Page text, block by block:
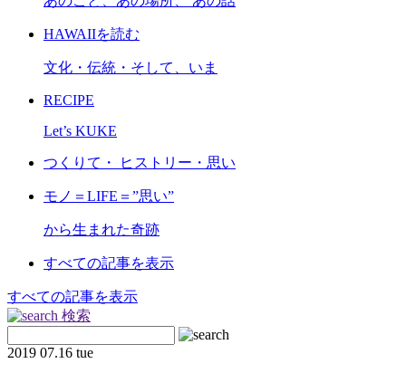
HAWAIIを読む
文化・伝統・そして、いま
RECIPE
Let’s KUKE
つくりて・ ヒストリー・思い
モノ＝LIFE＝”思い”
から生まれた奇跡
すべての記事を表示
すべての記事を表示
検索
2019 07.16 tue